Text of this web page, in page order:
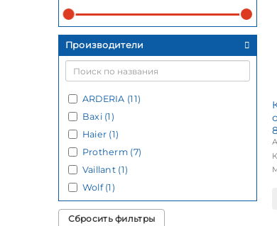
Производители
ARDERIA (11)
Baxi (1)
Haier (1)
Protherm (7)
Vaillant (1)
Wolf (1)
Сбросить фильтры